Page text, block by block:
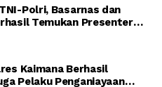
Polri, Basarnas dan
Temukan Presenter
Kaimana Berhasil
Pelaku Penganiayaan